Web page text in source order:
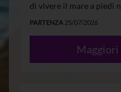
di vivere il mare a piedi
PARTENZA 25/07/2026